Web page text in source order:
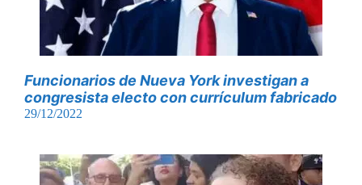
Funcionarios de Nueva York investigan a
congresista electo con currículum fabricado
29/12/2022